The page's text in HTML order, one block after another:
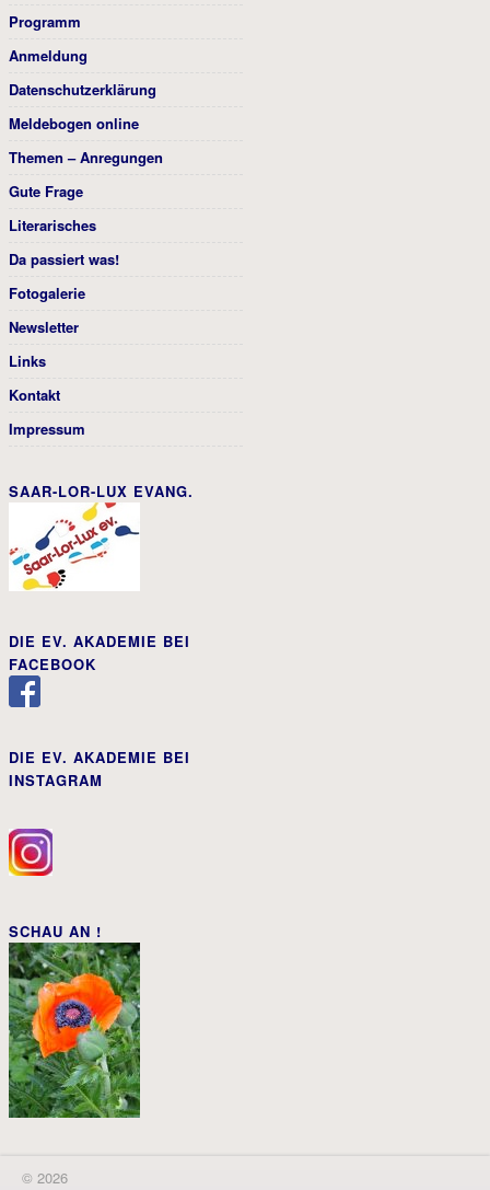
Programm
Anmeldung
Datenschutzerklärung
Meldebogen online
Themen – Anregungen
Gute Frage
Literarisches
Da passiert was!
Fotogalerie
Newsletter
Links
Kontakt
Impressum
SAAR-LOR-LUX EVANG.
DIE EV. AKADEMIE BEI
FACEBOOK
DIE EV. AKADEMIE BEI
INSTAGRAM
SCHAU AN !
© 2026